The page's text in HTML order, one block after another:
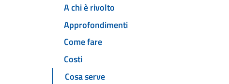
A chi è rivolto
Approfondimenti
Come fare
Costi
Cosa serve